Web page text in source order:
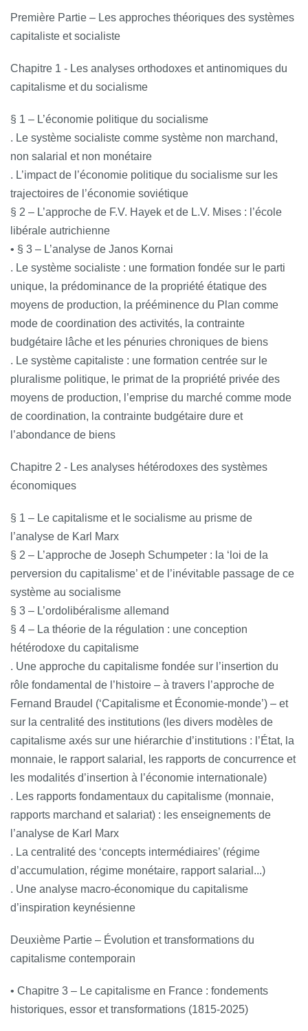
Première Partie – Les approches théoriques des systèmes
capitaliste et socialiste
Chapitre 1 - Les analyses orthodoxes et antinomiques du
capitalisme et du socialisme
§ 1 – L’économie politique du socialisme
. Le système socialiste comme système non marchand,
non salarial et non monétaire
. L’impact de l’économie politique du socialisme sur les
trajectoires de l’économie soviétique
§ 2 – L’approche de F.V. Hayek et de L.V. Mises : l’école
libérale autrichienne
• § 3 – L’analyse de Janos Kornai
. Le système socialiste : une formation fondée sur le parti
unique, la prédominance de la propriété étatique des
moyens de production, la prééminence du Plan comme
mode de coordination des activités, la contrainte
budgétaire lâche et les pénuries chroniques de biens
. Le système capitaliste : une formation centrée sur le
pluralisme politique, le primat de la propriété privée des
moyens de production, l’emprise du marché comme mode
de coordination, la contrainte budgétaire dure et
l’abondance de biens
Chapitre 2 - Les analyses hétérodoxes des systèmes
économiques
§ 1 – Le capitalisme et le socialisme au prisme de
l’analyse de Karl Marx
§ 2 – L’approche de Joseph Schumpeter : la ‘loi de la
perversion du capitalisme’ et de l’inévitable passage de ce
système au socialisme
§ 3 – L’ordolibéralisme allemand
§ 4 – La théorie de la régulation : une conception
hétérodoxe du capitalisme
. Une approche du capitalisme fondée sur l’insertion du
rôle fondamental de l’histoire – à travers l’approche de
Fernand Braudel (‘Capitalisme et Économie-monde’) – et
sur la centralité des institutions (les divers modèles de
capitalisme axés sur une hiérarchie d’institutions : l’État, la
monnaie, le rapport salarial, les rapports de concurrence et
les modalités d’insertion à l’économie internationale)
. Les rapports fondamentaux du capitalisme (monnaie,
rapports marchand et salariat) : les enseignements de
l’analyse de Karl Marx
. La centralité des ‘concepts intermédiaires’ (régime
d’accumulation, régime monétaire, rapport salarial...)
. Une analyse macro-économique du capitalisme
d’inspiration keynésienne
Deuxième Partie – Évolution et transformations du
capitalisme contemporain
• Chapitre 3 – Le capitalisme en France : fondements
historiques, essor et transformations (1815-2025)